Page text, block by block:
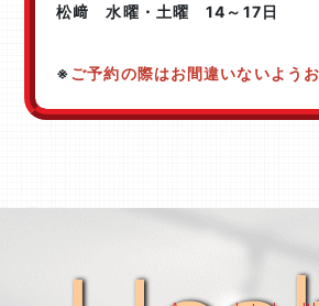
松﨑 水曜・土曜 14～17日
※ご予約の際はお間違いないよう